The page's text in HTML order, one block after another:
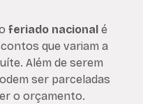
feriado nacional é
que variam a
Além de serem
ser parceladas
o orçamento.